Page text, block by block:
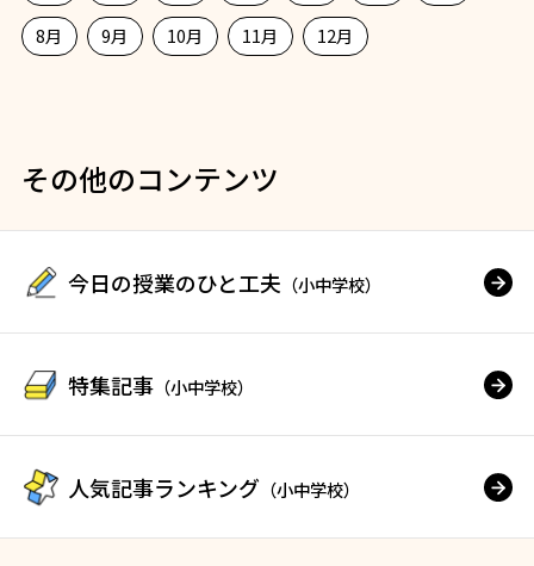
8月
9月 10月 11月 12月
その他のコンテンツ
今日の授業のひと工夫 （小中学校）
特集記事 （小中学校）
人気記事ランキング （小中学校）